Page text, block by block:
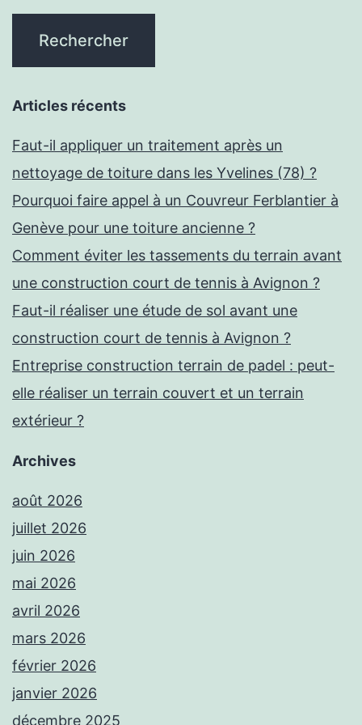
Articles récents
Faut-il appliquer un traitement après un
nettoyage de toiture dans les Yvelines (78) ?
Pourquoi faire appel à un Couvreur Ferblantier à
Genève pour une toiture ancienne ?
Comment éviter les tassements du terrain avant
une construction court de tennis à Avignon ?
Faut-il réaliser une étude de sol avant une
construction court de tennis à Avignon ?
Entreprise construction terrain de padel : peut-
elle réaliser un terrain couvert et un terrain
extérieur ?
Archives
août 2026
juillet 2026
juin 2026
mai 2026
avril 2026
mars 2026
février 2026
janvier 2026
décembre 2025